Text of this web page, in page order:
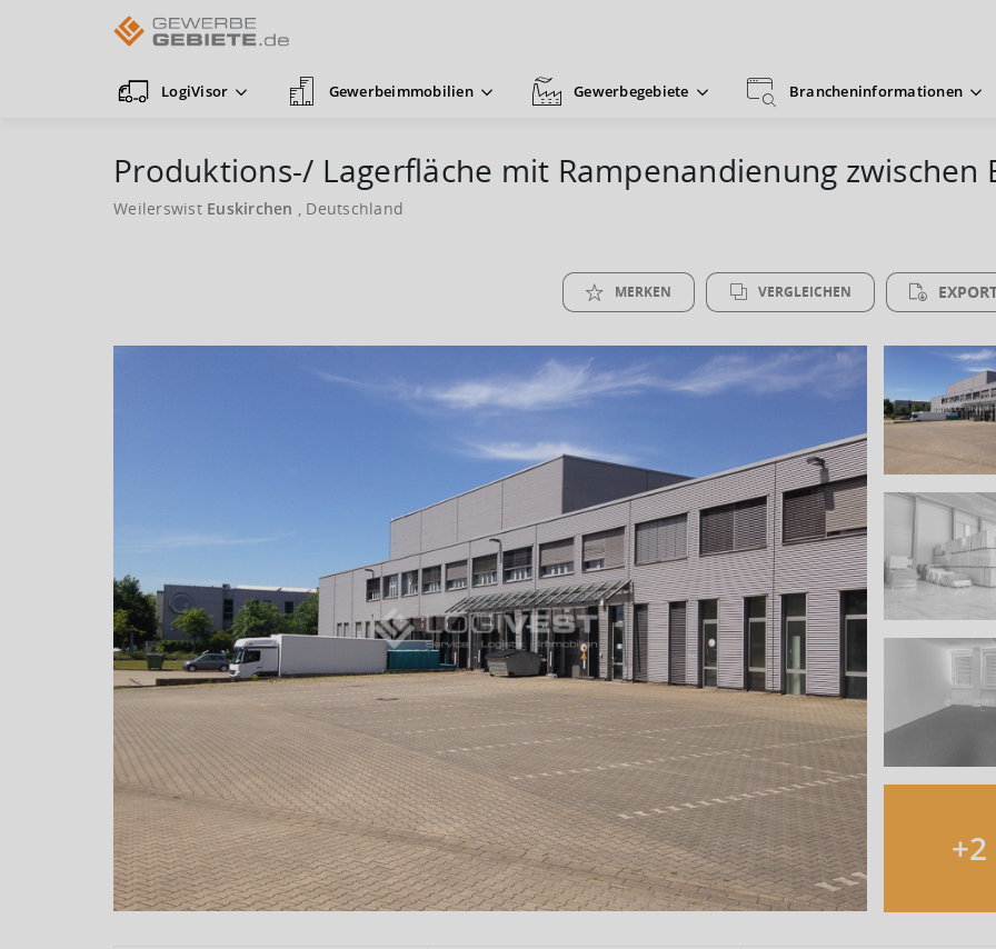
LogiVisor Gewerbeimmobilien Gewerbegebiete Brancheninformationen
Produktions-/ Lagerfläche mit Rampenandienung zwischen
Weilerswist Euskirchen , Deutschland
MERKEN VERGLEICHEN
+2